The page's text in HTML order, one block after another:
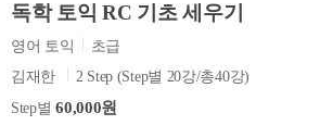
독학 토익 RC 기초 세우기
영어 토익
초급
김재한
2 Step (Step별 20강/총40강)
Step별60,000원